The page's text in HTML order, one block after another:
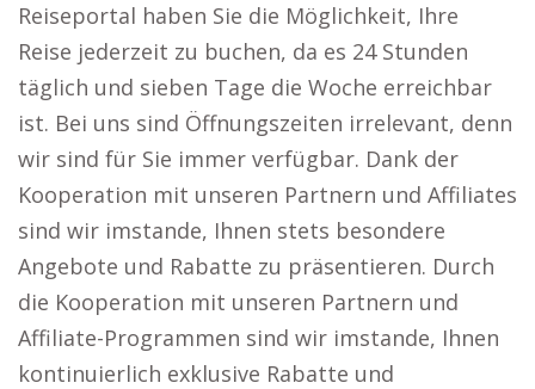
Reiseportal haben Sie die Möglichkeit, Ihre
Reise jederzeit zu buchen, da es 24 Stunden
täglich und sieben Tage die Woche erreichbar
ist. Bei uns sind Öffnungszeiten irrelevant, denn
wir sind für Sie immer verfügbar. Dank der
Kooperation mit unseren Partnern und Affiliates
sind wir imstande, Ihnen stets besondere
Angebote und Rabatte zu präsentieren. Durch
die Kooperation mit unseren Partnern und
Affiliate-Programmen sind wir imstande, Ihnen
kontinuierlich exklusive Rabatte und